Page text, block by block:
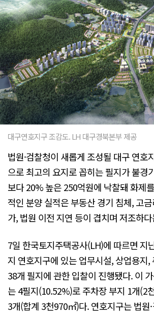
대구연호지구 조감도. LH 대구경북본부 제공
법원·검찰청이 새롭게 조성될 대구 연호
으로 최고의 요지로 꼽히는 필지가 불경
보다 20% 높은 250억원에 낙찰돼 화제
적인 분양 실적은 부동산 경기 침체, 고
가, 법원 이전 지연 등이 겹치며 저조하
7일 한국토지주택공사(LH)에 따르면 지
지 연호지구에 있는 업무시설, 상업용지,
38개 필지에 관한 입찰이 진행됐다. 이
는 4필지(10.52%)로 주차장 부지 1개(2
3개(합계 3천970㎡)다. 연호지구는 법원